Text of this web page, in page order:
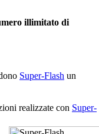
illimitato di
Super-Flash un
realizzate con Super-